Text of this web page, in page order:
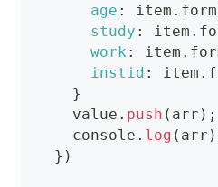
age : item .
study : item .
work : item .
instid : item .
}
    value
. push ( arr ) ;
console . log ( arr )
} )